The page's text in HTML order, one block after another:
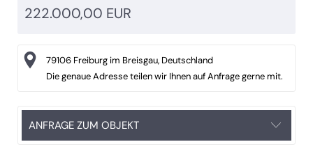
222.000,00 EUR
79106 Freiburg im Breisgau, Deutschland
Die genaue Adresse teilen wir Ihnen auf Anfrage gerne mit.
ANFRAGE ZUM OBJEKT